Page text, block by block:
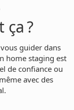
?
guider dans
home staging est
de confiance ou
avec des